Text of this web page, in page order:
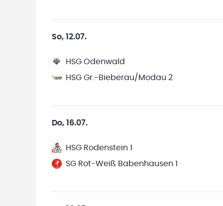
So, 12.07.
HSG Odenwald
HSG Gr.-Bieberau/Modau 2
Do, 16.07.
HSG Rodenstein 1
SG Rot-Weiß Babenhausen 1